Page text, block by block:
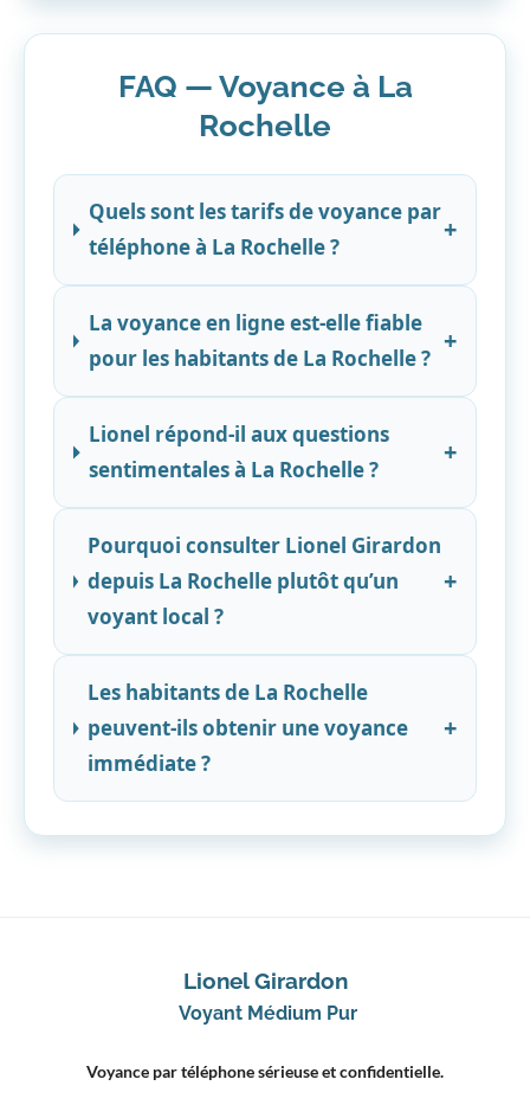
FAQ — Voyance à La
Rochelle
Quels sont les tarifs de voyance par
téléphone à La Rochelle ?
+
La voyance en ligne est-elle fiable
pour les habitants de La Rochelle ?
+
Lionel répond-il aux questions
sentimentales à La Rochelle ?
+
Pourquoi consulter Lionel Girardon
depuis La Rochelle plutôt qu’un
voyant local ?
+
Les habitants de La Rochelle
peuvent-ils obtenir une voyance
immédiate ?
+
Lionel Girardon
Voyant Médium Pur
Voyance par téléphone sérieuse et confidentielle.